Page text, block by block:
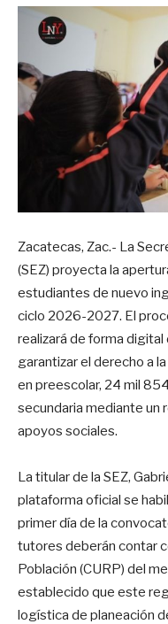
Zacatecas, Zac.- La
(SEZ) proyecta la
estudiantes de nuevo
ciclo 2026-2027. El
realizará de forma digital
garantizar el derecho a
en preescolar, 24 mil
secundaria mediante un
apoyos sociales.
La titular de la SEZ,
plataforma oficial se
primer día de la
tutores deberán contar
Población (CURP) del
establecido que este
logística de planeación